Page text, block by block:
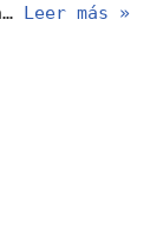
Leer más »